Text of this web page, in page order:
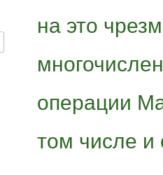
на это
операции
том числе и